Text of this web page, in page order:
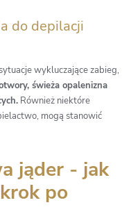
do depilacji
wykluczające zabieg,
świeża opalenizna
Również niektóre
mogą stanowić
jąder - jak
po